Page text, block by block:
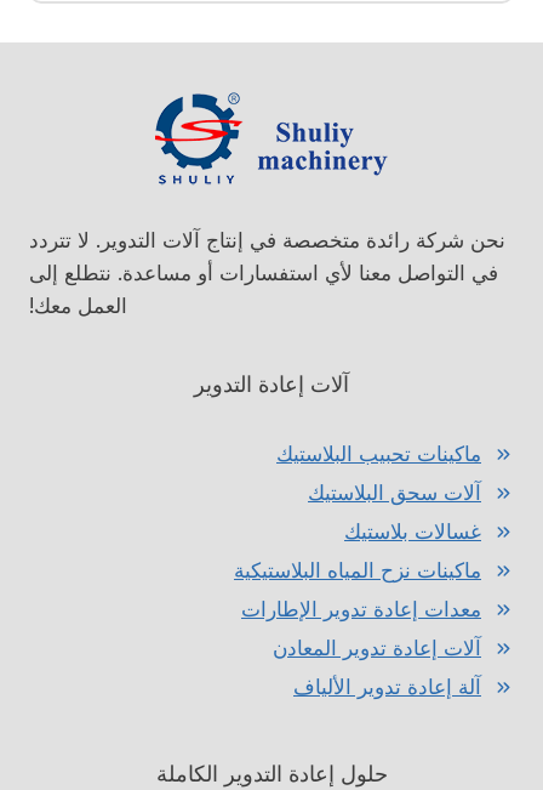
نحن شركة رائدة متخصصة في إنتاج آلات التدوير. لا تتردد
في التواصل معنا لأي استفسارات أو مساعدة. نتطلع إلى
العمل معك!
آلات إعادة التدوير
ماكينات تحبيب البلاستيك
آلات سحق البلاستيك
غسالات بلاستيك
ماكينات نزح المياه البلاستيكية
معدات إعادة تدوير الإطارات
آلات إعادة تدوير المعادن
آلة إعادة تدوير الألياف
حلول إعادة التدوير الكاملة